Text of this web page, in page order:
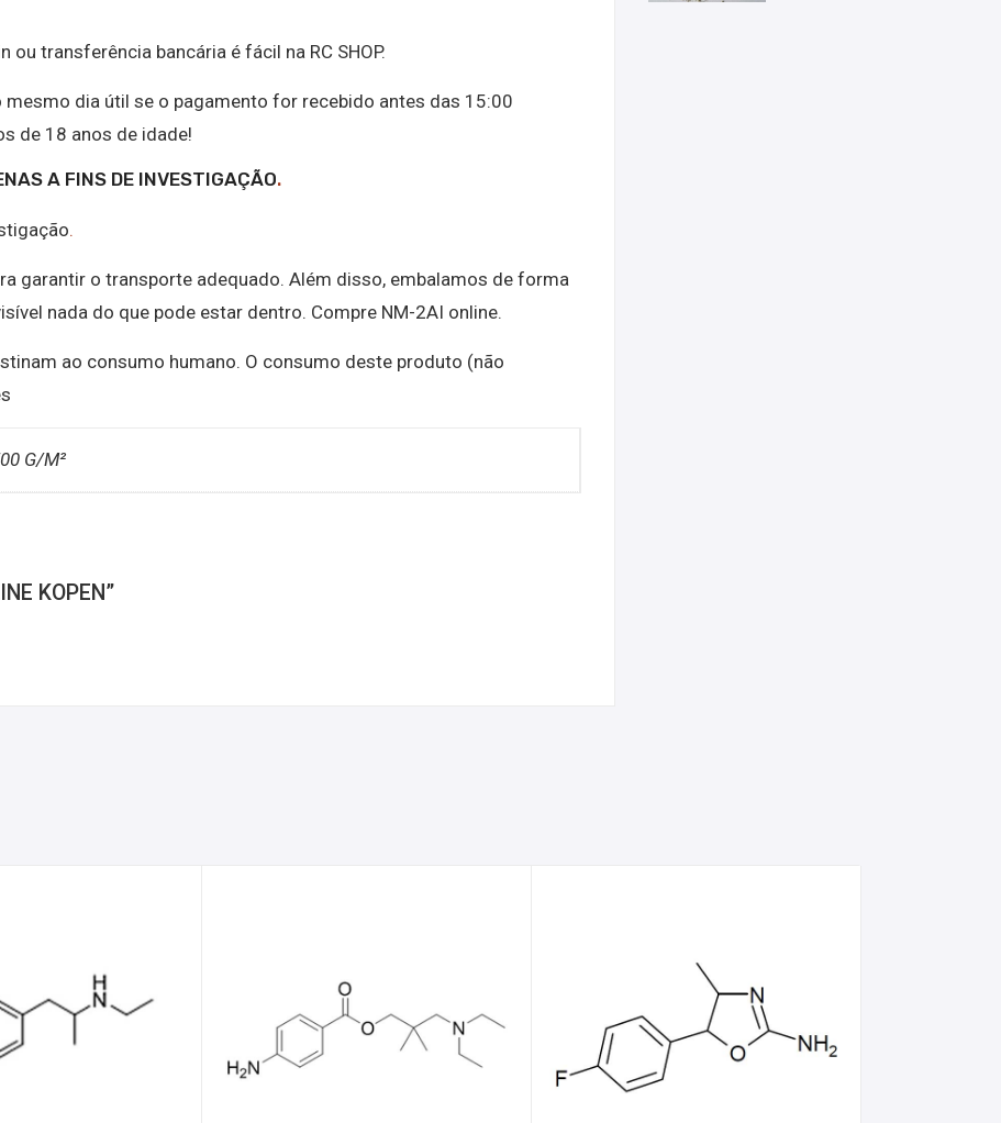
transferência bancária é fácil na RC SHOP.
dia útil se o pagamento for recebido antes das 15:00
de 18 anos de idade!
A FINS DE INVESTIGAÇÃO.
.
garantir o transporte adequado. Além disso, embalamos de forma
nada do que pode estar dentro. Compre NM-2AI online.
ao consumo humano. O consumo deste produto (não
G/M²
KOPEN”